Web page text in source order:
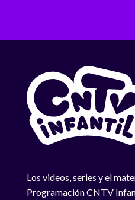
Los videos, series y el
Programación CNTV